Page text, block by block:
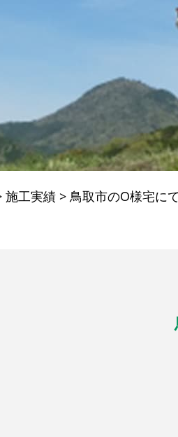
施工実績 > 鳥取市のO様宅に